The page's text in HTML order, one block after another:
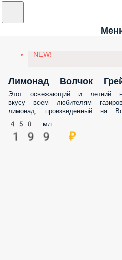
NEW!
Лимонад Волчок
Этот освежающий и летний напиток,
любителям газированных напитков.
произведенный на Волковской
450 мл.
199 ₽